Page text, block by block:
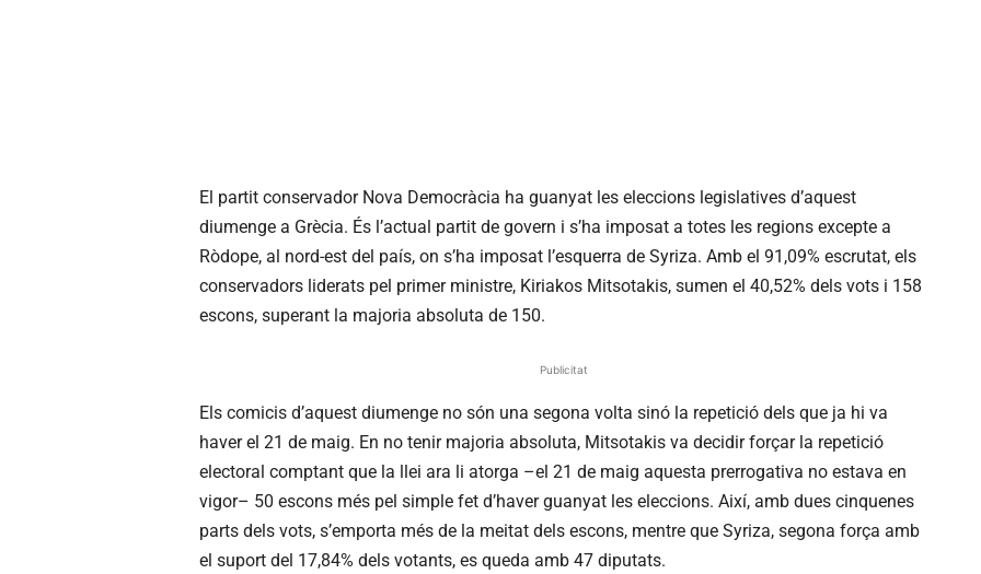
El partit conservador Nova Democràcia ha guanyat les eleccions legislatives d’aquest
diumenge a Grècia. És l’actual partit de govern i s’ha imposat a totes les regions excepte a
Ròdope, al nord-est del país, on s’ha imposat l’esquerra de Syriza. Amb el 91,09% escrutat, els
conservadors liderats pel primer ministre, Kiriakos Mitsotakis, sumen el 40,52% dels vots i 158
escons, superant la majoria absoluta de 150.
Publicitat
Els comicis d’aquest diumenge no són una segona volta sinó la repetició dels que ja hi va
haver el 21 de maig. En no tenir majoria absoluta, Mitsotakis va decidir forçar la repetició
electoral comptant que la llei ara li atorga –el 21 de maig aquesta prerrogativa no estava en
vigor– 50 escons més pel simple fet d’haver guanyat les eleccions. Així, amb dues cinquenes
parts dels vots, s’emporta més de la meitat dels escons, mentre que Syriza, segona força amb
el suport del 17,84% dels votants, es queda amb 47 diputats.